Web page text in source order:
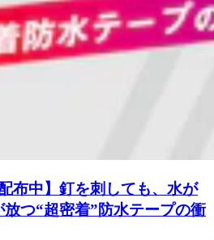
布中】釘を刺しても、水が
つ“超密着”防水テープの衝